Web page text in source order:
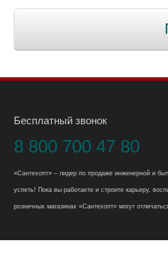
Бесплатный звонок
8 800 700 47 80
«Сантехопт» – лидер по продаже инженерной и
успеть! Пока вы работаете и строите карьеру,
розничных магазинах «Сантехопт» могут